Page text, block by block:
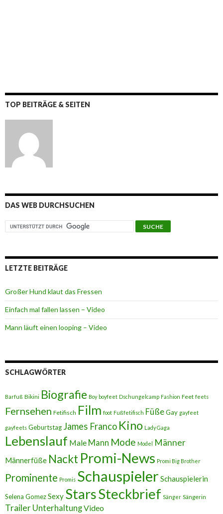
TOP BEITRÄGE & SEITEN
DAS WEB DURCHSUCHEN
LETZTE BEITRÄGE
Großer Hund klaut das Fressen
Einfach mal fallen lassen – Video
Mann läuft einen looping – Video
SCHLAGWÖRTER
Barfuß Bikini Biografie Boy boyfeet Dschungelcamp Fashion Feet feets
Fernsehen Fetifisch Film foot Fußfetifisch FüßeGay gayfeet
gayfeets Geburtstag James Franco Kino Lady Gaga
Lebenslauf Male Mann Mode Model Männer
Männerfüße Nackt Promi-News Promi Big Brother
Prominente Promis Schauspieler Schauspielerin
Selena GomezSexy StarsSteckbrief Sänger Sängerin
Trailer UnterhaltungVideo